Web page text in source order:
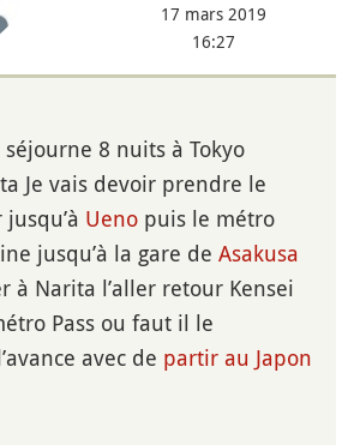
17 mars 2019
16:27
séjourne 8 nuits à Tokyo
Je vais devoir prendre le
Ueno puis le métro
jusqu’à la gare de Asakusa
à Narita l’aller retour Kensei
Pass ou faut il le
avec de partir au Japon